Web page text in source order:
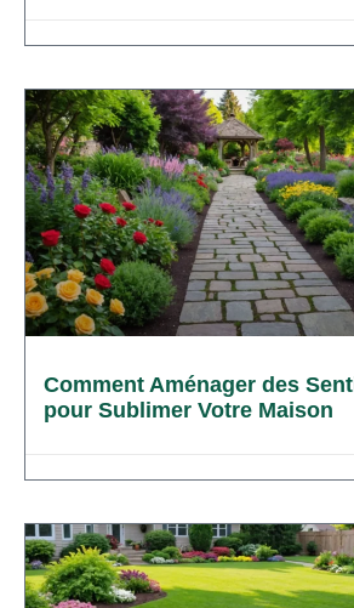
Comment Aménager des
pour Sublimer Votre Maison